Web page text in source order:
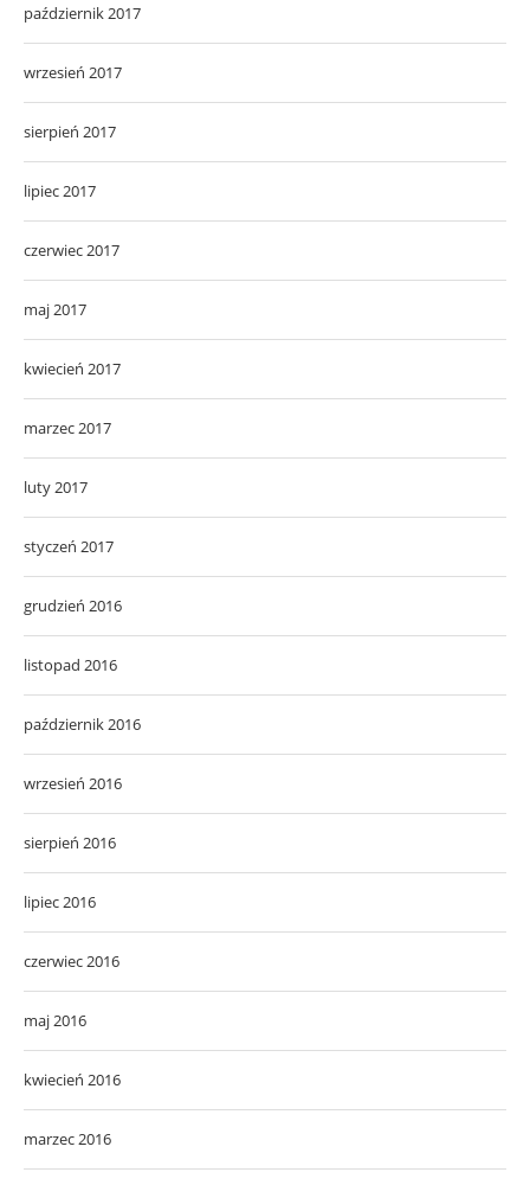
październik 2017
wrzesień 2017
sierpień 2017
lipiec 2017
czerwiec 2017
maj 2017
kwiecień 2017
marzec 2017
luty 2017
styczeń 2017
grudzień 2016
listopad 2016
październik 2016
wrzesień 2016
sierpień 2016
lipiec 2016
czerwiec 2016
maj 2016
kwiecień 2016
marzec 2016